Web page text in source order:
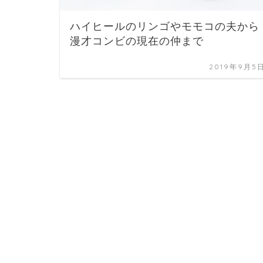
ハイヒールのリンゴやモモコの夫から
漫才コンビの現在の仲まで
2019年9月5